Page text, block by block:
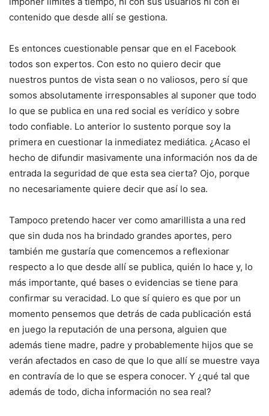
contenido que desde allí se gestiona.
Es entonces cuestionable pensar que en el Facebook
todos son expertos. Con esto no quiero decir que
nuestros puntos de vista sean o no valiosos, pero sí que
somos absolutamente irresponsables al suponer que todo
lo que se publica en una red social es verídico y sobre
todo confiable. Lo anterior lo sustento porque soy la
primera en cuestionar la inmediatez mediática. ¿Acaso el
hecho de difundir masivamente una información nos da de
entrada la seguridad de que esta sea cierta? Ojo, porque
no necesariamente quiere decir que así lo sea.
Tampoco pretendo hacer ver como amarillista a una red
que sin duda nos ha brindado grandes aportes, pero
también me gustaría que comencemos a reflexionar
respecto a lo que desde allí se publica, quién lo hace y, lo
más importante, qué bases o evidencias se tiene para
confirmar su veracidad. Lo que sí quiero es que por un
momento pensemos que detrás de cada publicación está
en juego la reputación de una persona, alguien que
además tiene madre, padre y probablemente hijos que se
verán afectados en caso de que lo que allí se muestre vaya
en contravía de lo que se espera conocer. Y ¿qué tal que
además de todo, dicha información no sea real?